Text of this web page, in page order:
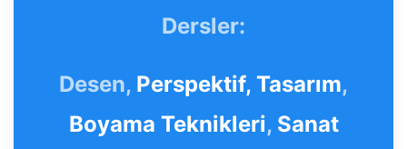
Dersler:
Desen, Perspektif, Tasarım,
Boyama Teknikleri, Sanat